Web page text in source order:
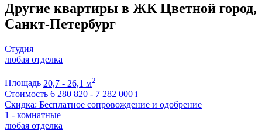
Другие квартиры в ЖК Цветной город,
Санкт-Петербург
Студия
любая отделка
Площадь 20,7 - 26,1 м2
Стоимость 6 280 820 - 7 282 000 i
Скидка: Бесплатное сопровождение и одобрение
1 - комнатные
любая отделка